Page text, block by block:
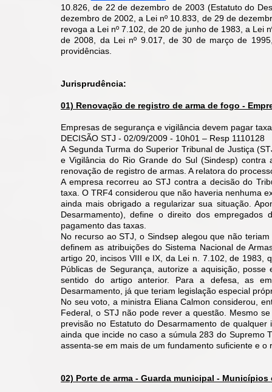
10.826, de 22 de dezembro de 2003 (Estatuto do
dezembro de 2002, a Lei nº 10.833, de 29 de
revoga a Lei nº 7.102, de 20 de junho de 1983, a Lei
de 2008, da Lei nº 9.017, de 30 de março de
providências.
Jurisprudência:
01) Renovação de registro de arma de fogo -
Empresas de segurança e vigilância devem pagar
DECISÃO STJ - 02/09/2009 - 10h01 – Resp 1110128
A Segunda Turma do Superior Tribunal de Justiça
e Vigilância do Rio Grande do Sul (Sindesp)
renovação de registro de armas. A relatora do
A empresa recorreu ao STJ contra a decisão do
taxa. O TRF4 considerou que não haveria nenhuma
ainda mais obrigado a regularizar sua situação.
Desarmamento), define o direito dos
pagamento das taxas.
No recurso ao STJ, o Sindsep alegou que não
definem as atribuições do Sistema Nacional de
artigo 20, incisos VIII e IX, da Lei n. 7.102, de 1983,
Públicas de Segurança, autorize a aquisição,
sentido do artigo anterior. Para a defesa, as
Desarmamento, já que teriam legislação especial
No seu voto, a ministra Eliana Calmon considerou,
Federal, o STJ não pode rever a questão. Mesmo
previsão no Estatuto do Desarmamento de
ainda que incide no caso a súmula 283 do Supremo
assenta-se em mais de um fundamento suficiente e
02) Porte de arma - Guarda municipal -